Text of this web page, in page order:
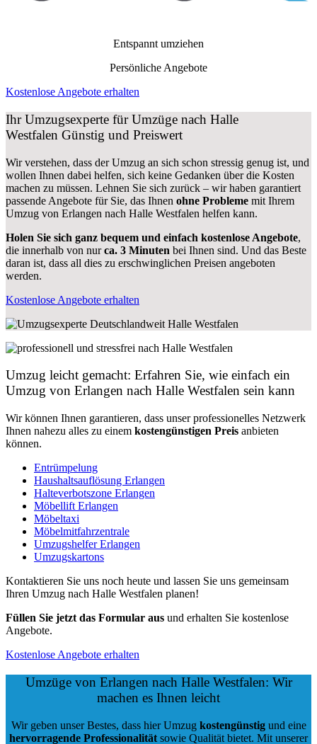
Entspannt umziehen
Persönliche Angebote
Kostenlose Angebote erhalten
Ihr Umzugsexperte für Umzüge nach Halle
Westfalen Günstig und Preiswert
Wir verstehen, dass der Umzug an sich schon stressig genug ist, und
wollen Ihnen dabei helfen, sich keine Gedanken über die Kosten
machen zu müssen. Lehnen Sie sich zurück – wir haben garantiert
passende Angebote für Sie, das Ihnen ohne Probleme mit Ihrem
Umzug von Erlangen nach Halle Westfalen helfen kann.
Holen Sie sich ganz bequem und einfach kostenlose Angebote,
die innerhalb von nurca. 3 Minuten bei Ihnen sind. Und das Beste
daran ist, dass all dies zu erschwinglichen Preisen angeboten
werden.
Kostenlose Angebote erhalten
Umzug leicht gemacht: Erfahren Sie, wie einfach ein
Umzug von Erlangen nach Halle Westfalen sein kann
Wir können Ihnen garantieren, dass unser professionelles Netzwerk
Ihnen nahezu alles zu einem kostengünstigen Preis anbieten
können.
Entrümpelung
Haushaltsauflösung Erlangen
Halteverbotszone Erlangen
Möbellift Erlangen
Möbeltaxi
Möbelmitfahrzentrale
Umzugshelfer Erlangen
Umzugskartons
Kontaktieren Sie uns noch heute und lassen Sie uns gemeinsam
Ihren Umzug nach Halle Westfalen planen!
Füllen Sie jetzt das Formular aus und erhalten Sie kostenlose
Angebote.
Kostenlose Angebote erhalten
Umzüge von Erlangen nach Halle Westfalen: Wir
machen es Ihnen leicht
Wir geben unser Bestes, dass hier Umzug kostengünstigund eine
hervorragende Professionalität sowie Qualität bietet. Mit unserer